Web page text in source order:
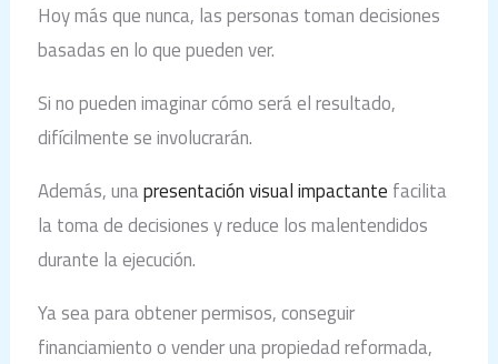
Hoy más que nunca, las personas toman decisiones
basadas en lo que pueden ver.
Si no pueden imaginar cómo será el resultado,
difícilmente se involucrarán.
Además, unapresentación visual impactante facilita
la toma de decisiones y reduce los malentendidos
durante la ejecución.
Ya sea para obtener permisos, conseguir
financiamiento o vender una propiedad reformada,